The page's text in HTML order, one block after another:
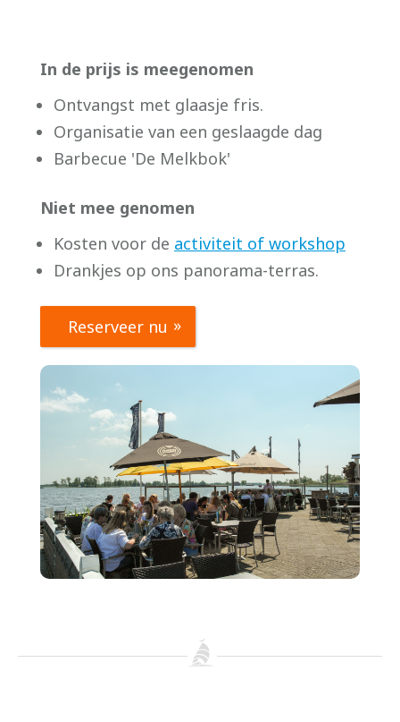
In de prijs is meegenomen
Ontvangst met glaasje fris.
Organisatie van een geslaagde dag
Barbecue 'De Melkbok'
Niet mee genomen
Kosten voor de activiteit of workshop
Drankjes op ons panorama-terras.
Reserveer nu